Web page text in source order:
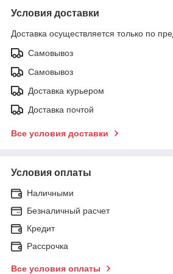
Условия доставки
Доставка осуществляется только по
Самовывоз
Самовывоз
Доставка курьером
Доставка почтой
Все условия доставки
Условия оплаты
Наличными
Безналичный расчет
Кредит
Рассрочка
Все условия оплаты